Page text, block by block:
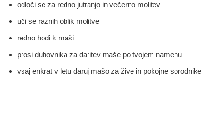
odloči se za redno jutranjo in večerno molitev
uči se raznih oblik molitve
redno hodi k maši
prosi duhovnika za daritev maše po tvojem namenu
vsaj enkrat v letu daruj mašo za žive in pokojne sorodnike